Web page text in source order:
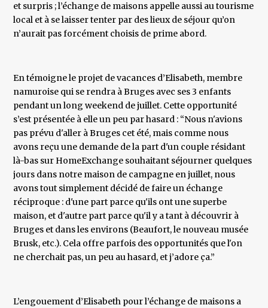
et surpris ; l’échange de maisons appelle aussi au tourisme
local et à se laisser tenter par des lieux de séjour qu’on
n’aurait pas forcément choisis de prime abord.
En témoigne le projet de vacances d’Elisabeth, membre
namuroise qui se rendra à Bruges avec ses 3 enfants
pendant un long weekend de juillet. Cette opportunité
s’est présentée à elle un peu par hasard : “Nous n'avions
pas prévu d'aller à Bruges cet été, mais comme nous
avons reçu une demande de la part d'un couple résidant
là-bas sur HomeExchange souhaitant séjourner quelques
jours dans notre maison de campagne en juillet, nous
avons tout simplement décidé de faire un échange
réciproque : d'une part parce qu'ils ont une superbe
maison, et d'autre part parce qu'il y a tant à découvrir à
Bruges et dans les environs (Beaufort, le nouveau musée
Brusk, etc.). Cela offre parfois des opportunités que l'on
ne cherchait pas, un peu au hasard, et j’adore ça.”
L’engouement d’Elisabeth pour l’échange de maisons a